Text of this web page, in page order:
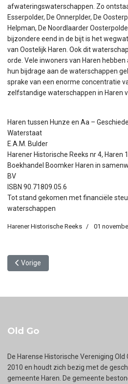
afwateringswaterschappen. Zo
Esserpolder, De Onnerplder, De
Helpman, De Noordlaarder
bijzondere eend in de bijt is het
van Oostelijk Haren. Ook dit
orde. Vele inwoners van Haren
hun bijdrage aan de waterschappen
sprake van een enorme concentratie
zelfstandige waterschappen in Haren
Haren tussen Hunze en Aa –
Waterstaat
E.A.M. Bulder
Harener Historische Reeks nr 4, Haren
Boekhandel Boomker Haren in
BV
ISBN 90.71809.05.6
Tot stand gekomen met financiële
waterschappen
Harener Historische Reeks 01
Vorig artikel: 5. Haren in de 80-
Vorige
Old Go
De Harense Historische Vereniging Old
2010 en houdt zich bezig met de
gemeente Haren. De gemeente